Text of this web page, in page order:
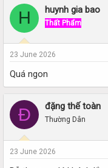
H huynh gia bao
Thất Phẩm
23 June 2026
Quá ngon
Đ đặng thế toàn
Thường Dân
23 June 2026